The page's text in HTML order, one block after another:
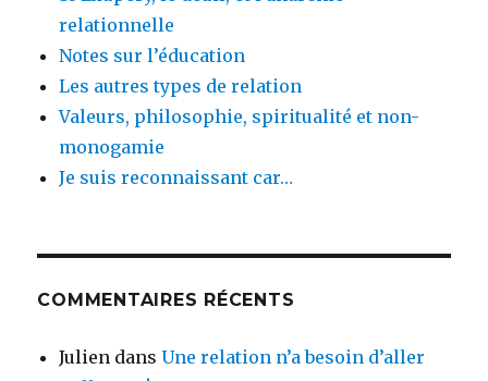
relationnelle
Notes sur l’éducation
Les autres types de relation
Valeurs, philosophie, spiritualité et non-
monogamie
Je suis reconnaissant car…
COMMENTAIRES RÉCENTS
Julien dansUne relation n’a besoin d’aller